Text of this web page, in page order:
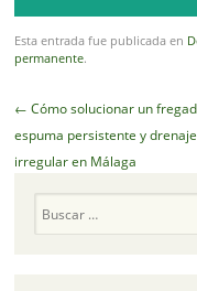
Esta entrada fue publicada en
permanente.
Navegador
de
artículos
← Cómo solucionar un
espuma persistente y drenaje
irregular en Málaga